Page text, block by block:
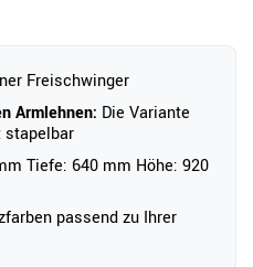
Freischwinger
Armlehnen: Die Variante
Tiefe: 640 mm Höhe: 920
passend zu Ihrer